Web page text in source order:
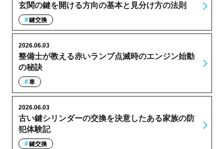
玄関の鍵を開ける方向の基本と見分け方の法則
鍵交換
整備士が教える赤いランプ点滅時のエンジン始動
の秘訣
2026.06.03
車
古い鍵シリンダーの交換を決意したある家族の防
犯体験記
2026.06.03
鍵交換